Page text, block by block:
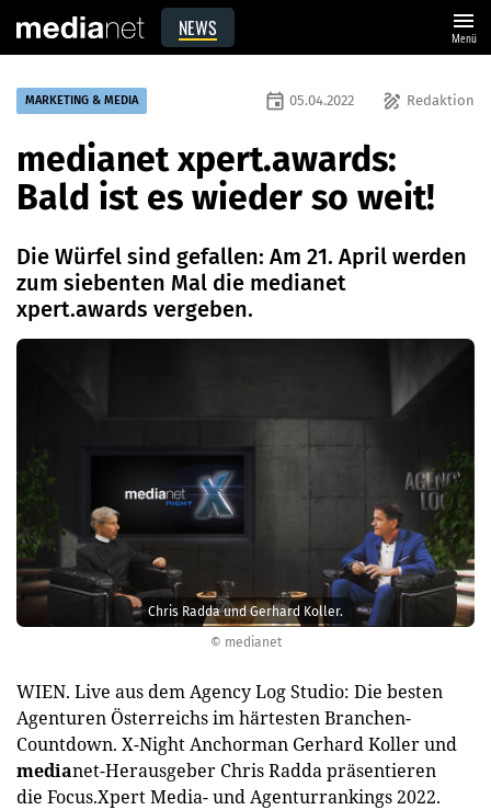
NEWS menu
Menü
© medianet
Chris Radda und Gerhard Koller.
MARKETING & MEDIA draw Redaktion
event 05.04.2022
medianet xpert.awards:
Bald ist es wieder so weit!
Die Würfel sind gefallen: Am 21. April werden
zum siebenten Mal die medianet
xpert.awards vergeben.
WIEN. Live aus dem Agency Log Studio: Die besten
Agenturen Österreichs im härtesten Branchen-
Countdown. X-Night Anchorman Gerhard Koller und
medianet-Herausgeber Chris Radda präsentieren
die Focus.Xpert Media- und Agenturrankings 2022.